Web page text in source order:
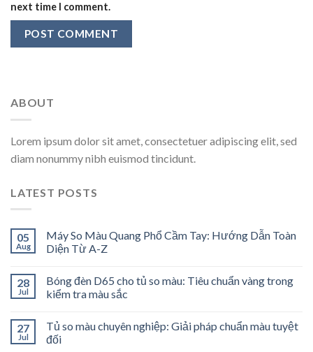
next time I comment.
ABOUT
Lorem ipsum dolor sit amet, consectetuer adipiscing elit, sed
diam nonummy nibh euismod tincidunt.
LATEST POSTS
05
Aug
Máy So Màu Quang Phổ Cầm Tay: Hướng Dẫn Toàn
Diện Từ A-Z
28
Jul
Bóng đèn D65 cho tủ so màu: Tiêu chuẩn vàng trong
kiểm tra màu sắc
27
Jul
Tủ so màu chuyên nghiệp: Giải pháp chuẩn màu tuyệt
đối